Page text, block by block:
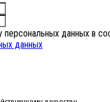
персональных данных в
данных